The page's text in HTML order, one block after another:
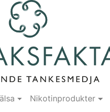
Nikotinprodukter